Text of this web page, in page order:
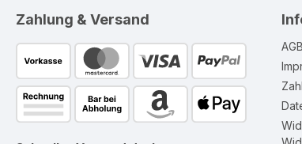
Zahlung & Versand
AGB